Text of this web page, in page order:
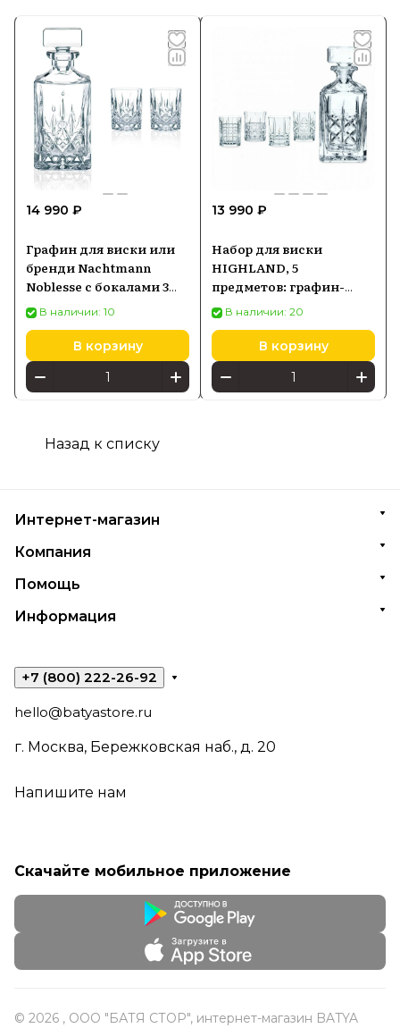
14 990 ₽
Графин для виски или
бренди Nachtmann
Noblesse с бокалами 3
элемента (91899)
В наличии: 10
В корзину
13 990 ₽
Набор для виски
HIGHLAND, 5
предметов: графин-
штоф, объем: 750 мл и 4
стакана, объем: 345 мл,
цвет: прозрачный,
материал: хрустальное
стекло N98196
В наличии: 20
В корзину
Назад к списку
Интернет-магазин
Компания
Помощь
Информация
+7 (800) 222-26-92
hello@batyastore.ru
г. Москва, Бережковская наб., д. 20
Напишите нам
Скачайте мобильное приложение
© 2026 , ООО "БАТЯ СТОР", интернет-магазин BATYA